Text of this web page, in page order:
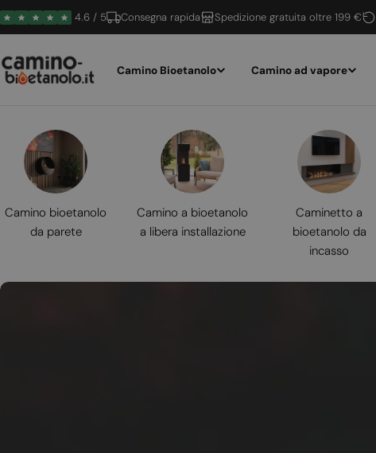
Vai
al
4.6 / 5 Consegna rapida Spedizione gratuita oltre 199 €
Camino Bioetanolo Camino ad vapore
Camino bioetanolo
da parete
Camino a bioetanolo
a libera installazione
Caminetto a
bioetanolo da
incasso